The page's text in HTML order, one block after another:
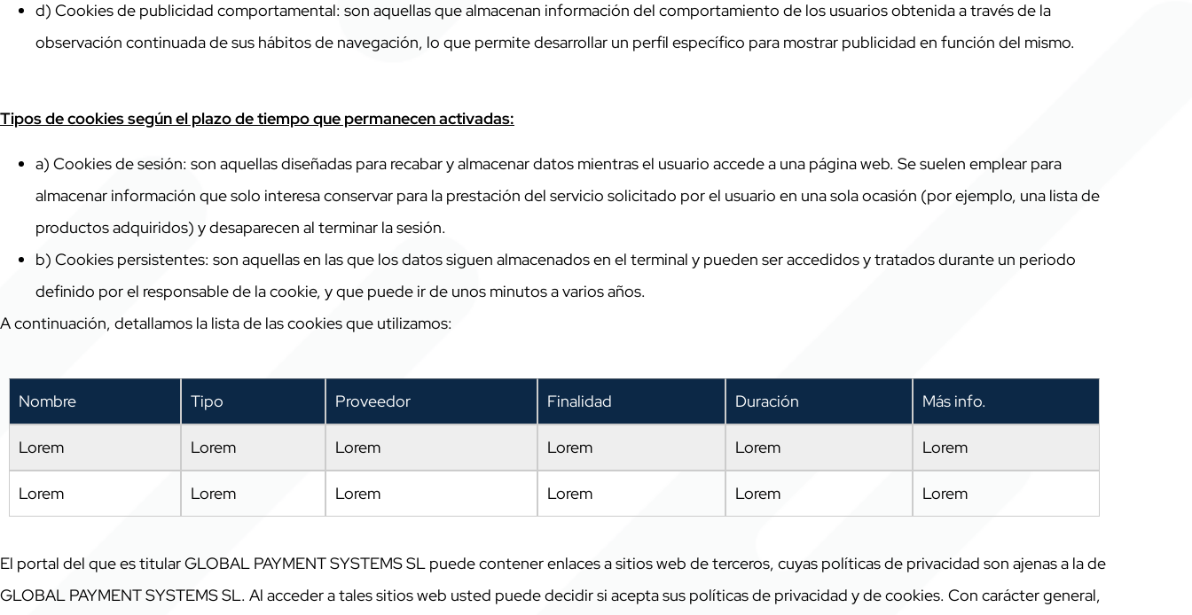
d) Cookies de publicidad comportamental: son aquellas que almacenan información del comportamiento de los usuarios obtenida a través de la
observación continuada de sus hábitos de navegación, lo que permite desarrollar un perfil específico para mostrar publicidad en función del mismo.
Tipos de cookies según el plazo de tiempo que permanecen activadas:
a) Cookies de sesión: son aquellas diseñadas para recabar y almacenar datos mientras el usuario accede a una página web. Se suelen emplear para
almacenar información que solo interesa conservar para la prestación del servicio solicitado por el usuario en una sola ocasión (por ejemplo, una lista de
productos adquiridos) y desaparecen al terminar la sesión.
b) Cookies persistentes: son aquellas en las que los datos siguen almacenados en el terminal y pueden ser accedidos y tratados durante un periodo
definido por el responsable de la cookie, y que puede ir de unos minutos a varios años.
A continuación, detallamos la lista de las cookies que utilizamos:
Nombre Tipo Proveedor Finalidad Duración Más info.
Lorem Lorem Lorem Lorem Lorem Lorem
Lorem Lorem Lorem Lorem Lorem Lorem
El portal del que es titular GLOBAL PAYMENT SYSTEMS SL puede contener enlaces a sitios web de terceros, cuyas políticas de privacidad son ajenas a la de
GLOBAL PAYMENT SYSTEMS SL. Al acceder a tales sitios web usted puede decidir si acepta sus políticas de privacidad y de cookies. Con carácter general,